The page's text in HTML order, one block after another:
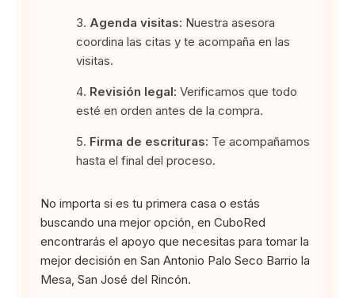
Agenda visitas: Nuestra asesora
coordina las citas y te acompaña en las
visitas.
Revisión legal: Verificamos que todo
esté en orden antes de la compra.
Firma de escrituras: Te acompañamos
hasta el final del proceso.
No importa si es tu primera casa o estás
buscando una mejor opción, en CuboRed
encontrarás el apoyo que necesitas para tomar la
mejor decisión en San Antonio Palo Seco Barrio la
Mesa, San José del Rincón.